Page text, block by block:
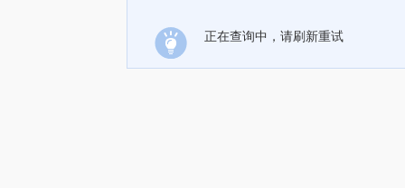
正在查询中，请刷新重试